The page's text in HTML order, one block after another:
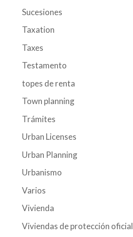
Sucesiones
Taxation
Taxes
Testamento
topes de renta
Town planning
Trámites
Urban Licenses
Urban Planning
Urbanismo
Varios
Vivienda
Viviendas de protección oficial